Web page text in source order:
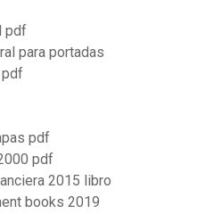
pdf
para portadas
pdf
pdf
2015 libro
books 2019